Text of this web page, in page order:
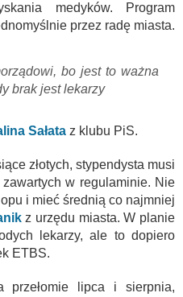
medyków. Program
przez radę miasta.
bo jest to ważna
brak jest lekarzy
Sałata z klubu PiS.
złotych, stypendysta musi
w regulaminie. Nie
i mieć średnią co najmniej
z urzędu miasta. W planie
lekarzy, ale to dopiero
ETBS.
przełomie lipca i sierpnia,